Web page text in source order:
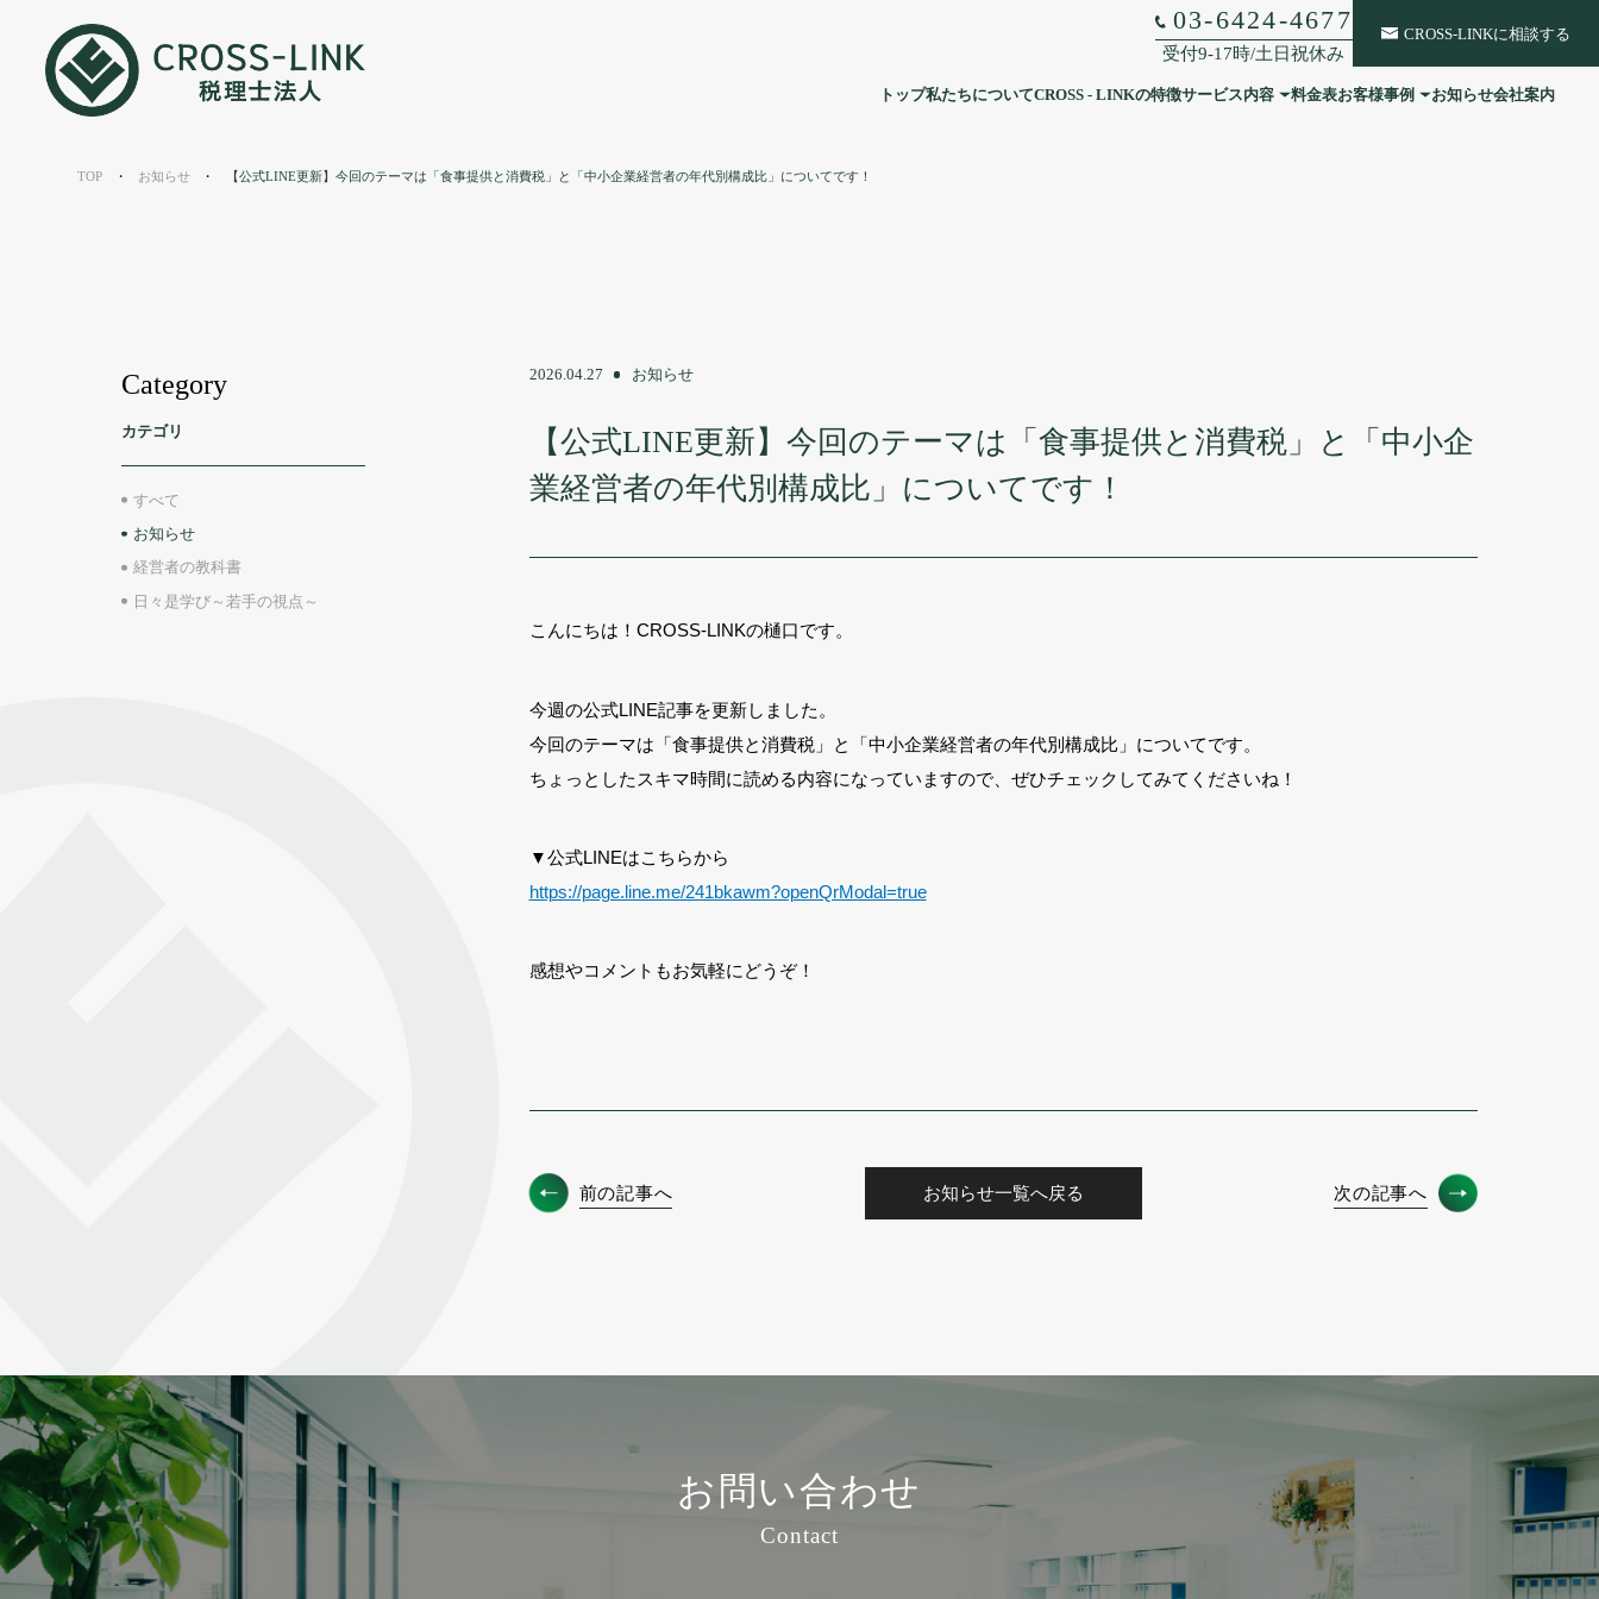
03-6424-4677
受付9-17時/土日祝休み
CROSS-LINKに相談する
トップ私たちについてCROSS - LINKの特徴サービス内容 料金表お客様事例 お知らせ会社案内
お知らせ
TOP お知らせ 【公式LINE更新】今回のテーマは「食事提供と消費税」と「中小企業経営者の年代別構成比」についてです！
Category
カテゴリ
すべて
お知らせ
経営者の教科書
日々是学び～若手の視点～
2026.04.27 お知らせ
【公式LINE更新】今回のテーマは「食事提供と消費税」と「中小企
業経営者の年代別構成比」についてです！
こんにちは！CROSS-LINKの樋口です。
今週の公式LINE記事を更新しました。
今回のテーマは「食事提供と消費税」と「中小企業経営者の年代別構成比」についてです。
ちょっとしたスキマ時間に読める内容になっていますので、ぜひチェックしてみてくださいね！
▼公式LINEはこちらから
https://page.line.me/241bkawm?openQrModal=true
感想やコメントもお気軽にどうぞ！
前の記事へ お知らせ一覧へ戻る 次の記事へ
お問い合わせ
Contact